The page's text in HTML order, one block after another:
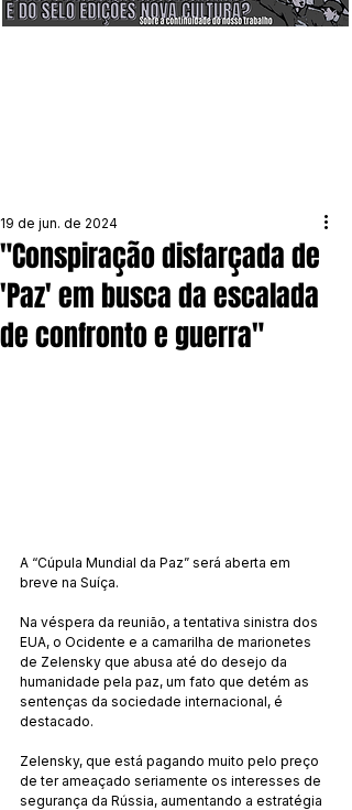
"Conspiração disfarçada de
'Paz' em busca da escalada
de confronto e guerra"
19 de jun. de 2024
A “Cúpula Mundial da Paz” será aberta em
breve na Suíça.
Na véspera da reunião, a tentativa sinistra dos
EUA, o Ocidente e a camarilha de marionetes
de Zelensky que abusa até do desejo da
humanidade pela paz, um fato que detém as
sentenças da sociedade internacional, é
destacado.
Zelensky, que está pagando muito pelo preço
de ter ameaçado seriamente os interesses de
segurança da Rússia, aumentando a estratégia